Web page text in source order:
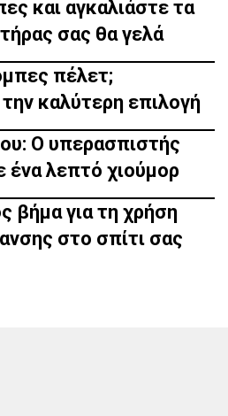
και αγκαλιάστε τα
σας θα γελά
πέλετ;
καλύτερη επιλογή
Ο υπερασπιστής
ένα λεπτό χιούμορ
βήμα για τη χρήση
στο σπίτι σας